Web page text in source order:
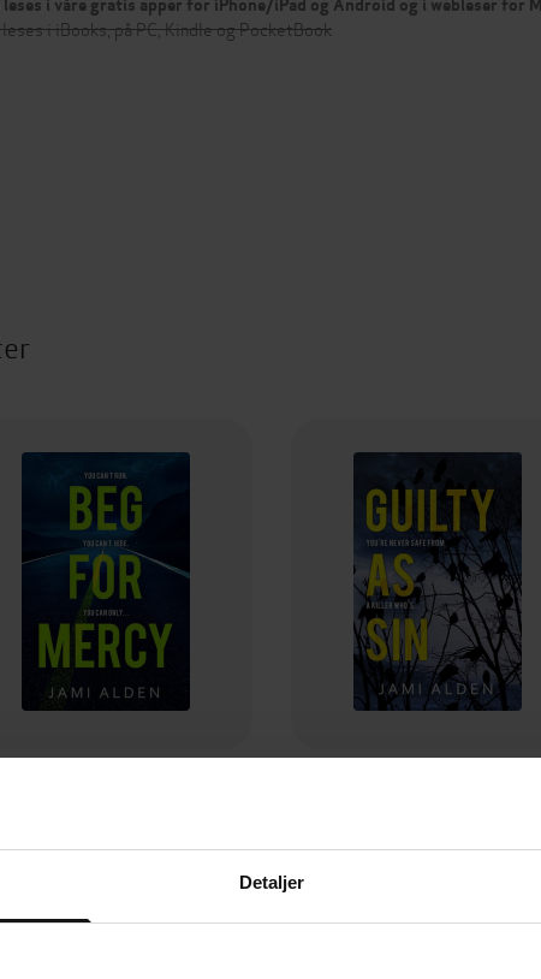
Detaljer
leses i våre gratis apper for iPhone/iPad og Android og i webleser for
leses i iBooks, på PC, Kindle og PocketBook